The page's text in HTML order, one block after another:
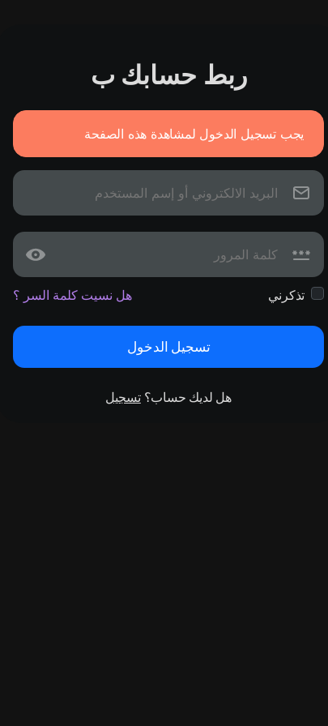
ربط حسابك ب
يجب تسجيل الدخول لمشاهدة هذه الصفحة
تذكرني هل نسيت كلمة السر ؟
تسجيل الدخول
هل لديك حساب؟تسجيل